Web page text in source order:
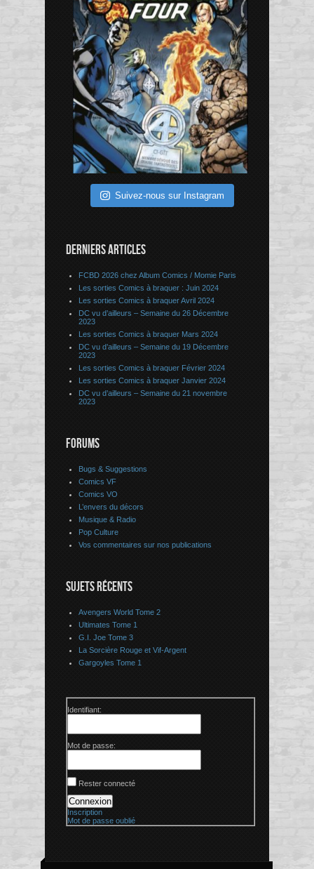
Suivez-nous sur Instagram
DERNIERS ARTICLES
FCBD 2026 chez Album Comics / Momie Paris
Les sorties Comics à braquer : Juin 2024
Les sorties Comics à braquer Avril 2024
DC vu d’ailleurs – Semaine du 26 Décembre
2023
Les sorties Comics à braquer Mars 2024
DC vu d’ailleurs – Semaine du 19 Décembre
2023
Les sorties Comics à braquer Février 2024
Les sorties Comics à braquer Janvier 2024
DC vu d’ailleurs – Semaine du 21 novembre
2023
FORUMS
Bugs & Suggestions
Comics VF
Comics VO
L’envers du décors
Musique & Radio
Pop Culture
Vos commentaires sur nos publications
SUJETS RÉCENTS
Avengers World Tome 2
Ultimates Tome 1
G.I. Joe Tome 3
La Sorcière Rouge et Vif-Argent
Gargoyles Tome 1
Identifiant:
Mot de passe:
Rester connecté
Connexion
Inscription
Mot de passe oublié